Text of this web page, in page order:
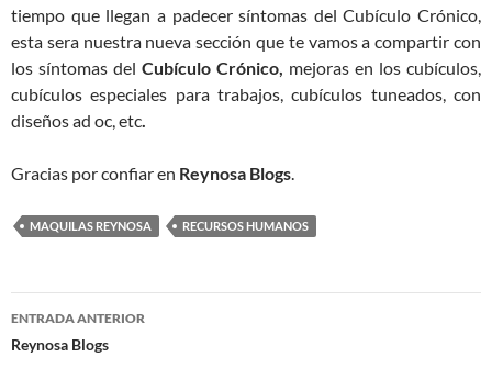
tiempo que llegan a padecer síntomas del Cubículo Crónico,
esta sera nuestra nueva sección que te vamos a compartir con
los síntomas del Cubículo Crónico, mejoras en los cubículos,
cubículos especiales para trabajos, cubículos tuneados, con
diseños ad oc, etc.
Gracias por confiar en Reynosa Blogs.
MAQUILAS REYNOSA RECURSOS HUMANOS
Navegación
de
ENTRADA ANTERIOR
Reynosa Blogs